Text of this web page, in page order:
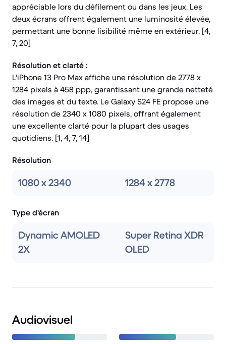
appréciable lors du défilement ou dans les jeux. Les
deux écrans offrent également une luminosité élevée,
permettant une bonne lisibilité même en extérieur. [4,
7, 20]
Résolution et clarté :
L'iPhone 13 Pro Max affiche une résolution de 2778 x
1284 pixels à 458 ppp, garantissant une grande netteté
des images et du texte. Le Galaxy S24 FE propose une
résolution de 2340 x 1080 pixels, offrant également
une excellente clarté pour la plupart des usages
quotidiens. [1, 4, 7, 14]
Résolution
1080 x 2340 1284 x 2778
Type d'écran
Dynamic AMOLED
2X
Super Retina XDR
OLED
Audiovisuel